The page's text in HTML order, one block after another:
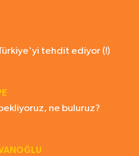
Türkiye'yi tehdit ediyor (!)
ne buluruz?